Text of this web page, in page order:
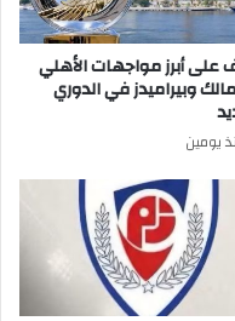
على أبرز مواجهات الأهلي
وبيراميدز في الدوري
يومين